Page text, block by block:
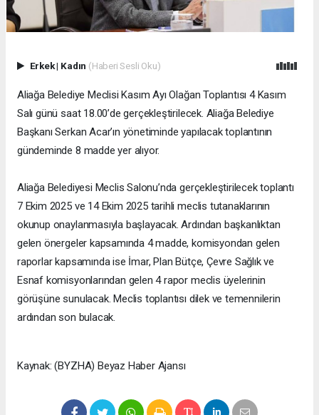
Erkek| Kadın (Haberi Sesli Oku)
Aliağa Belediye Meclisi Kasım Ayı Olağan Toplantısı 4 Kasım
Salı günü saat 18.00’de gerçekleştirilecek. Aliağa Belediye
Başkanı Serkan Acar’ın yönetiminde yapılacak toplantının
gündeminde 8 madde yer alıyor.
Aliağa Belediyesi Meclis Salonu’nda gerçekleştirilecek toplantı
7 Ekim 2025 ve 14 Ekim 2025 tarihli meclis tutanaklarının
okunup onaylanmasıyla başlayacak. Ardından başkanlıktan
gelen önergeler kapsamında 4 madde, komisyondan gelen
raporlar kapsamında ise İmar, Plan Bütçe, Çevre Sağlık ve
Esnaf komisyonlarından gelen 4 rapor meclis üyelerinin
görüşüne sunulacak. Meclis toplantısı dilek ve temennilerin
ardından son bulacak.
Kaynak: (BYZHA) Beyaz Haber Ajansı